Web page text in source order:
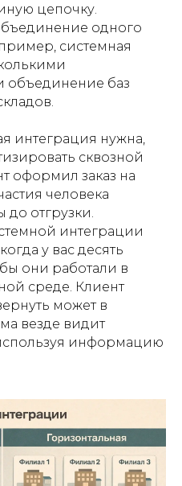
цепочку.
одного
системная
объединение баз
интеграция нужна,
сквозной
оформил заказ на
человека
до отгрузки.
интеграции
у вас десять
они работали в
среде. Клиент
может в
везде видит
информацию